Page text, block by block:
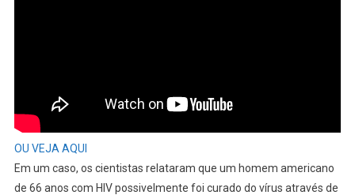
OU VEJA AQUI
Em um caso, os cientistas relataram que um homem americano
de 66 anos com HIV possivelmente foi curado do vírus através de